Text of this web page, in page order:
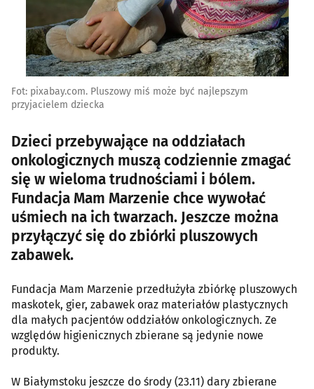
Fot: pixabay.com. Pluszowy miś może być najlepszym
przyjacielem dziecka
Dzieci przebywające na oddziałach
onkologicznych muszą codziennie zmagać
się w wieloma trudnościami i bólem.
Fundacja Mam Marzenie chce wywołać
uśmiech na ich twarzach. Jeszcze można
przyłączyć się do zbiórki pluszowych
zabawek.
Fundacja Mam Marzenie przedłużyła zbiórkę pluszowych
maskotek, gier, zabawek oraz materiałów plastycznych
dla małych pacjentów oddziałów onkologicznych. Ze
względów higienicznych zbierane są jedynie nowe
produkty.
W Białymstoku jeszcze do środy (23.11) dary zbierane